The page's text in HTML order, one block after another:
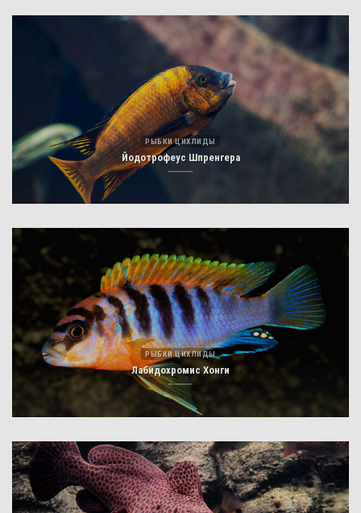
РЫБКИ ЦИХЛИДЫ
Йодотрофеус Шпренгера
РЫБКИ ЦИХЛИДЫ
Лабидохромис Хонги